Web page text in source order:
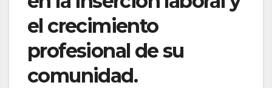
el crecimiento
profesional de su
comunidad.